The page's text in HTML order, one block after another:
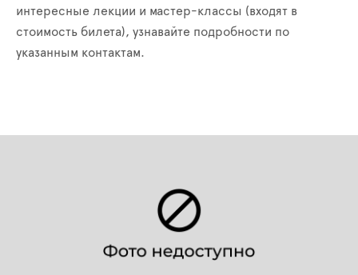
интересные лекции и мастер-классы (входят в
стоимость билета), узнавайте подробности по
указанным контактам.